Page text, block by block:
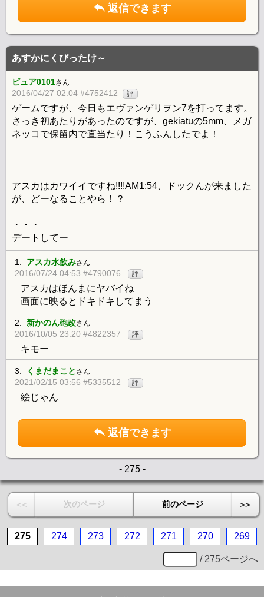
返信できます
あすかにくびったけ～
ピュア0101さん
2016/04/27 02:04 #4752412 評
ゲームですが、今日もエヴァンゲリヲン7を打ってます。
さっき初あたりがあったのですが、gekiatuの5mm、メガ
ネッコで保留内で直当たり！こうふんしたでよ！
アスカはカワイイですね!!!!AM1:54、ドックんが来ました
が、どーなることやら！？
・・・
デートしてー
1. アスカ水飲みさん
2016/07/24 04:53 #4790076 評
アスカはほんまにヤバイね
画面に映るとドキドキしてまう
2. 新かのん砲改さん
2016/10/05 23:20 #4822357 評
キモー
3. くまだまこと さん
2021/02/15 03:56 #5335512 評
絵じゃん
返信できます
- 275 -
<< 次のページ 前のページ >>
275 274 273 272 271 270 269
/ 275ページへ